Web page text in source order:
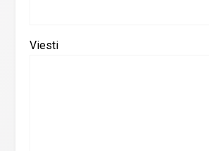
Viesti